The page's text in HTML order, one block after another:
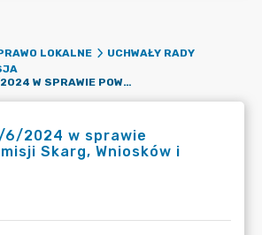
LOKALNE
UCHWAŁY RADY
UCHWAŁA NR II/6/2024 W SPRAWIE POWOŁANIA KOMISJI SKARG, WNIOSKÓW I PETYCJI
6/2024 w sprawie
Skarg, Wniosków i